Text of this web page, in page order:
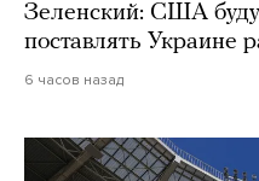
Зеленский: США
поставлять Украине
6 часов назад